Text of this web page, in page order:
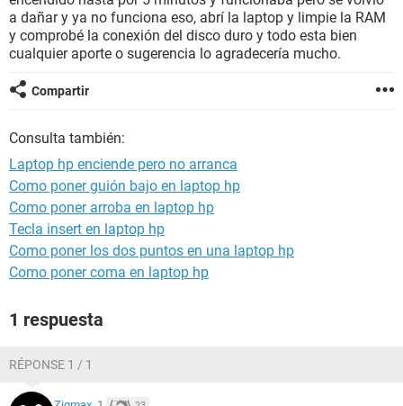
a dañar y ya no funciona eso, abrí la laptop y limpie la RAM
y comprobé la conexión del disco duro y todo esta bien
cualquier aporte o sugerencia lo agradecería mucho.
Compartir
Consulta también:
Laptop hp enciende pero no arranca
Como poner guión bajo en laptop hp
Como poner arroba en laptop hp
Tecla insert en laptop hp
Como poner los dos puntos en una laptop hp
Como poner coma en laptop hp
1 respuesta
RÉPONSE 1 / 1